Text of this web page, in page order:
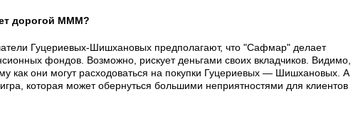
дорогой МММ?
Гуцериевых-Шишхановых предполагают, что "Сафмар" делает
фондов. Возможно, рискует деньгами своих вкладчиков. Видимо,
как они могут расходоваться на покупки Гуцериевых — Шишхановых. А
которая может обернуться большими неприятностями для клиентов